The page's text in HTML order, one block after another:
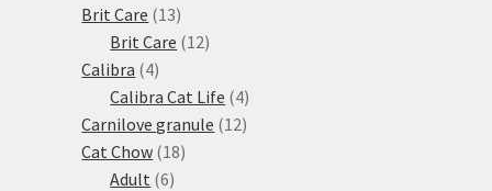
produktů
Brit Care 1313
produktů
Brit Care 1212
Calibra 44
produkty
Calibra Cat Life 44
produkty
Carnilove granule 1212
Cat Chow 1818
Adult 66